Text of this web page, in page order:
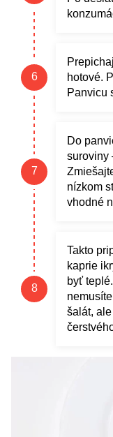
hotové.
Panvicu
Do
suroviny
nízkom
vhodné
Takto
kaprie
byť
šalát,